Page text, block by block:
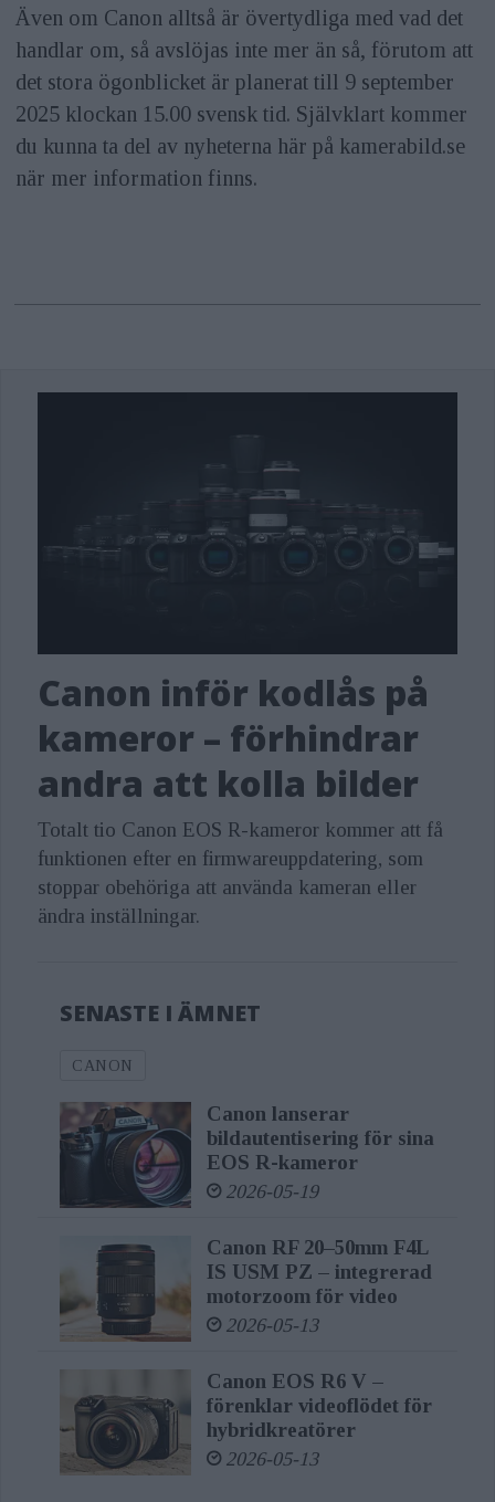
Även om Canon alltså är övertydliga med vad det
handlar om, så avslöjas inte mer än så, förutom att
det stora ögonblicket är planerat till 9 september
2025 klockan 15.00 svensk tid. Självklart kommer
du kunna ta del av nyheterna här på kamerabild.se
när mer information finns.
Canon inför kodlås på
kameror – förhindrar
andra att kolla bilder
Totalt tio Canon EOS R-kameror kommer att få
funktionen efter en firmwareuppdatering, som
stoppar obehöriga att använda kameran eller
ändra inställningar.
SENASTE I ÄMNET
CANON
Canon lanserar
bildautentisering för sina
EOS R-kameror
2026-05-19
Canon RF 20–50mm F4L
IS USM PZ – integrerad
motorzoom för video
2026-05-13
Canon EOS R6 V –
förenklar videoflödet för
hybridkreatörer
2026-05-13